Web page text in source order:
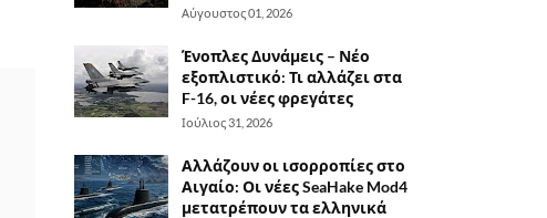
Αύγουστος 01, 2026
Ένοπλες Δυνάμεις – Νέο
εξοπλιστικό: Τι αλλάζει στα
F-16, οι νέες φρεγάτες
Ιούλιος 31, 2026
Αλλάζουν οι ισορροπίες στο
Αιγαίο: Οι νέες SeaHake Mod4
μετατρέπουν τα ελληνικά